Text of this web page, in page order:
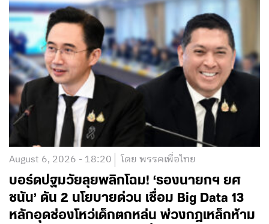
August 6, 2026 - 18:20 โดย พรรคเพื่อไทย
บอร์ดปฐมวัยลุยพลิกโฉม! ‘รองนายกฯ ยศ
ชนัน’ ดัน 2 นโยบายด่วน เชื่อม Big Data 13
หลักอุดช่องโหว่เด็กตกหล่น พ่วงกฎเหล็กห้าม